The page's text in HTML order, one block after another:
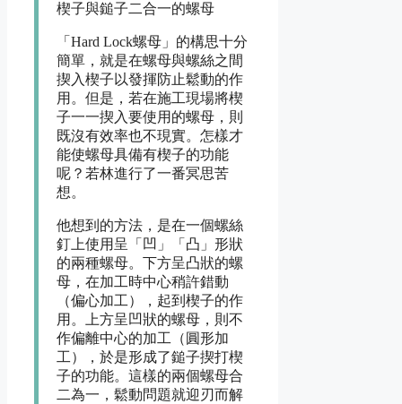
楔子與鎚子二合一的螺母
「Hard Lock螺母」的構思十分
簡單，就是在螺母與螺絲之間
揳入楔子以發揮防止鬆動的作
用。但是，若在施工現場將楔
子一一揳入要使用的螺母，則
既沒有效率也不現實。怎樣才
能使螺母具備有楔子的功能
呢？若林進行了一番冥思苦
想。
他想到的方法，是在一個螺絲
釘上使用呈「凹」「凸」形狀
的兩種螺母。下方呈凸狀的螺
母，在加工時中心稍許錯動
（偏心加工），起到楔子的作
用。上方呈凹狀的螺母，則不
作偏離中心的加工（圓形加
工），於是形成了鎚子揳打楔
子的功能。這樣的兩個螺母合
二為一，鬆動問題就迎刃而解